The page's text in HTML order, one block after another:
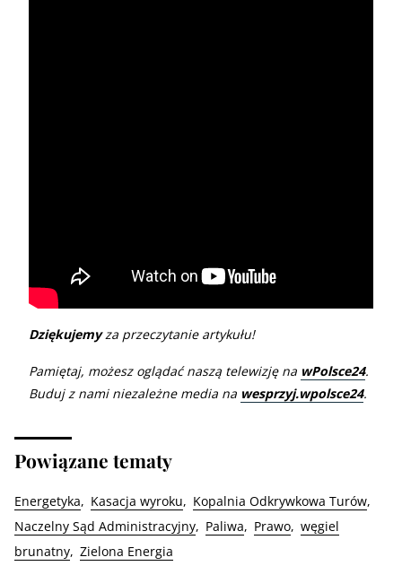
Dziękujemyza przeczytanie artykułu!
Pamiętaj, możesz oglądać naszą telewizję na wPolsce24.
Buduj z nami niezależne media na wesprzyj.wpolsce24.
Powiązane tematy
Energetyka Kasacja wyroku
Kopalnia Odkrywkowa Turów
Naczelny Sąd Administracyjny
Paliwa Prawo węgiel
brunatny Zielona Energia